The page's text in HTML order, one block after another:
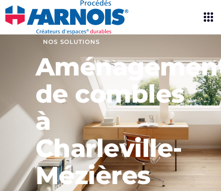
NOS SOLUTIONS
de combles
à
Charleville-
Mézières